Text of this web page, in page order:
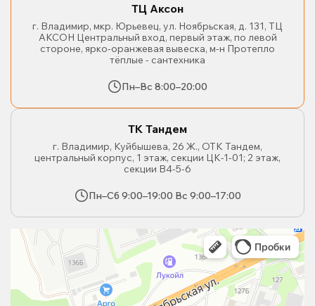
ТЦ Аксон
г. Владимир, мкр. Юрьевец, ул. Ноябрьская, д. 131, ТЦ
АКСОН Центральный вход, первый этаж, по левой
стороне, ярко-оранжевая вывеска, м-н Протепло
тёплые - сантехника
Пн–Вс 8:00–20:00
ТК Тандем
г. Владимир, Куйбышева, 26 Ж., ОТК Тандем,
центральный корпус, 1 этаж, секции ЦК-1-01; 2 этаж,
секции В4-5-6
Пн–Сб 9:00–19:00 Вс 9:00–17:00